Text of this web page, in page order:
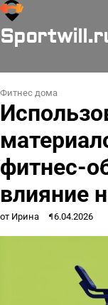
Перейти
содержимому
Фитнес дома
фитнес-
влияние
от Ирина 16.04.2026